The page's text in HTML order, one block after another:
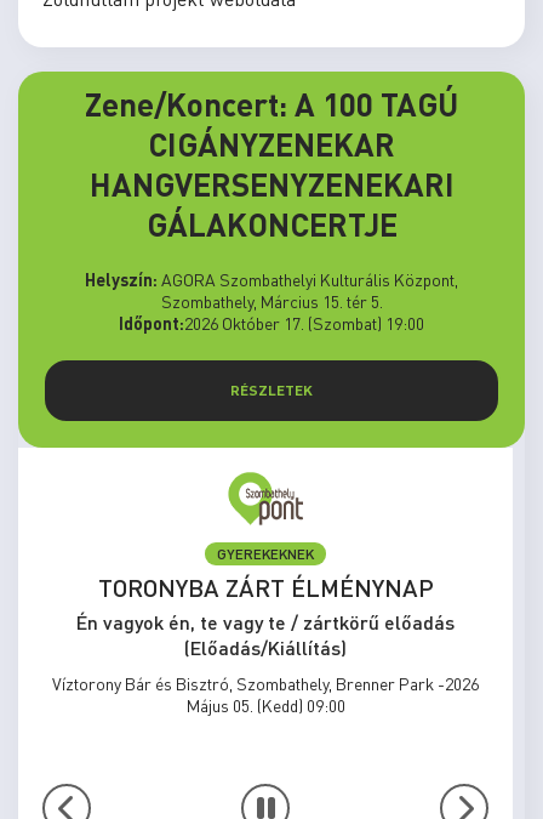
Zene/Koncert: A 100 TAGÚ
CIGÁNYZENEKAR
HANGVERSENYZENEKARI
GÁLAKONCERTJE
Helyszín: AGORA Szombathelyi Kulturális Központ,
Szombathely, Március 15. tér 5.
Időpont:2026 Október 17. (Szombat) 19:00
RÉSZLETEK
ELŐADÁS/KIÁLLÍTÁS
MEGÁLLNI TILOS, NOSZTALGIÁZNI
KÖTELEZŐ
Én vagyok én, te vagy te / zártkörű előadás
(Előadás/Kiállítás)
Víztorony Bár és Bisztró, Szombathely, Brenner Park -2026